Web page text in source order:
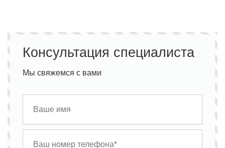
Консультация специалиста
Мы свяжемся с вами